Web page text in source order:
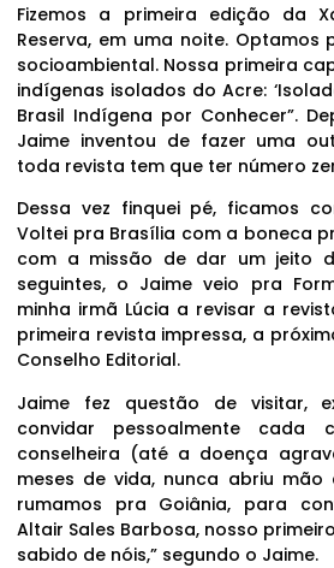
Fizemos a primeira edição da
Reserva, em uma noite.
socioambiental. Nossa primeira
indígenas isolados do Acre:
Brasil Indígena por Conhecer”.
Jaime inventou de fazer uma
toda revista tem que ter número
Dessa vez finquei pé, ficamos
Voltei pra Brasília com a boneca
com a missão de dar um jeito
seguintes, o Jaime veio pra
minha irmã Lúcia a revisar a
primeira revista impressa, a
Conselho Editorial.
Jaime fez questão de visitar,
convidar pessoalmente cada
conselheira (até a doença
meses de vida, nunca abriu mão
rumamos pra Goiânia, para
Altair Sales Barbosa, nosso
sabido de nóis,” segundo o Jaime.